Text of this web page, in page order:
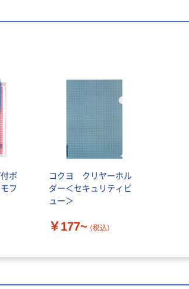
ボ
フ
コクヨ クリヤーホル
ダー＜セキュリティビ
ュー＞
￥177~ （税込）